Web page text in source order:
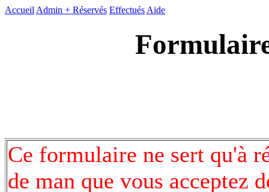
Accueil Admin + Réservés Effectués Aide
Ce formulaire ne sert qu'à
de man que vous acceptez